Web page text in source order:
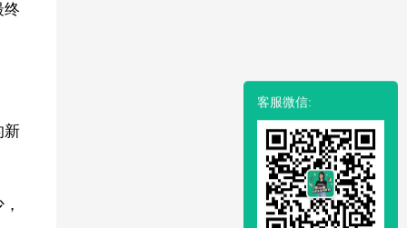
终
新
客服微信: